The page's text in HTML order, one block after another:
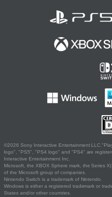
©2026 Sony Interactive Entertainment
logo", "PS5", "PS4 logo" and "PS4" are
Interactive Entertainment Inc.
Microsoft, the XBOX Sphere mark, the Series
of the Microsoft group of companies.
Nintendo Switch is a trademark of Nintendo.
Windows is either a registered trademark or
States and/or other countries.